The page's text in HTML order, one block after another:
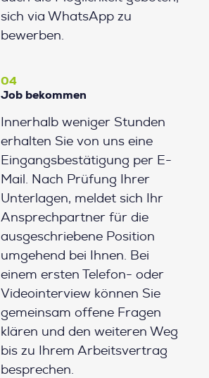
sich via WhatsApp zu
bewerben.
04
Job bekommen
Innerhalb weniger Stunden
erhalten Sie von uns eine
Eingangsbestätigung per E-
Mail. Nach Prüfung Ihrer
Unterlagen, meldet sich Ihr
Ansprechpartner für die
ausgeschriebene Position
umgehend bei Ihnen. Bei
einem ersten Telefon- oder
Videointerview können Sie
gemeinsam offene Fragen
klären und den weiteren Weg
bis zu Ihrem Arbeitsvertrag
besprechen.